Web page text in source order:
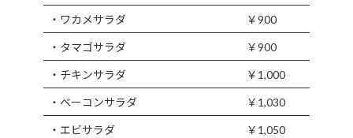
・ワカメサラダ ￥900
・タマゴサラダ ￥900
・チキンサラダ ￥1,000
・ベーコンサラダ ￥1,030
・エビサラダ ￥1,050